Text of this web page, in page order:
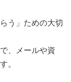
う」ための大切
、メールや資
。